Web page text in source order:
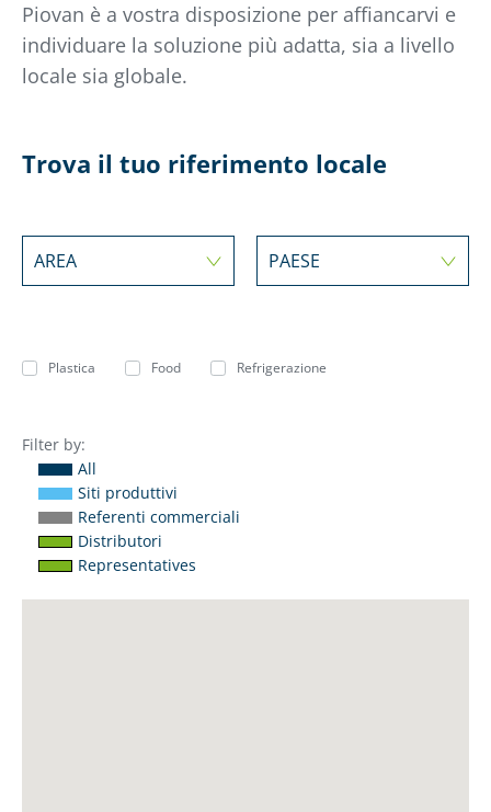
Piovan è a vostra disposizione per affiancarvi e
individuare la soluzione più adatta, sia a livello
locale sia globale.
Trova il tuo riferimento locale
AREA PAESE
Plastica Food Refrigerazione
Filter by:
All
Siti produttivi
Referenti commerciali
Distributori
Representatives